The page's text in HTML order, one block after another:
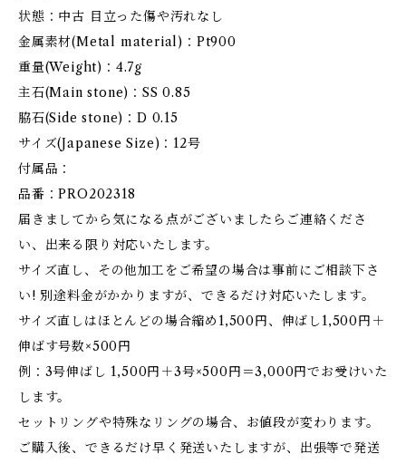
状態：中古 目立った傷や汚れなし
金属素材(Metal material)：Pt900
重量(Weight)：4.7g
主石(Main stone)：SS 0.85
脇石(Side stone)：D 0.15
サイズ(Japanese Size)：12号
付属品：
品番：PRO202318
届きましてから気になる点がございましたらご連絡くださ
い、出来る限り対応いたします。
サイズ直し、その他加工をご希望の場合は事前にご相談下さ
い! 別途料金がかかりますが、できるだけ対応いたします。
サイズ直しはほとんどの場合縮め1,500円、伸ばし1,500円＋
伸ばす号数×500円
例：3号伸ばし 1,500円＋3号×500円＝3,000円でお受けいた
します。
セットリングや特殊なリングの場合、お値段が変わります。
ご購入後、できるだけ早く発送いたしますが、出張等で発送